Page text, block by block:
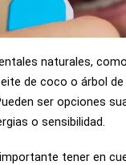
naturales,
de coco o árbol
ser opciones
o sensibilidad.
tener en